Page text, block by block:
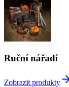
Ruční nářadí
Zobrazit produkty